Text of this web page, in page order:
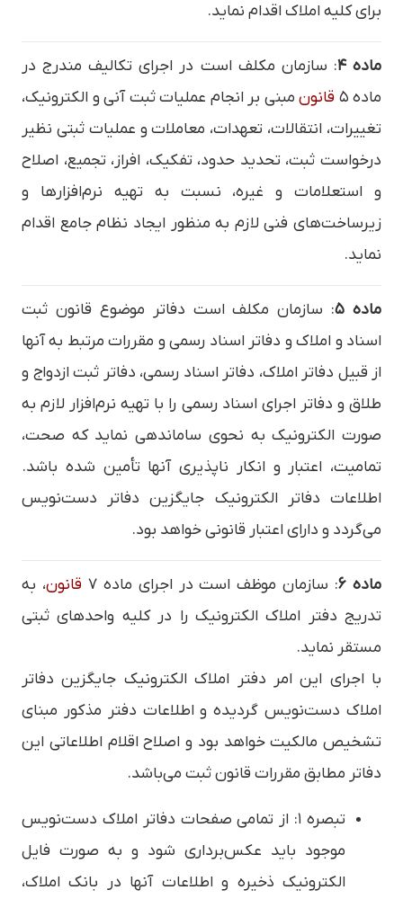
برای کلیه املاک اقدام نماید.
ماده ۴ : سازمان مکلف است در اجرای تکالیف مندرج در
ماده ۵
قانون مبنی بر انجام عملیات ثبت آنی و الکترونیک،
تغییرات، انتقالات، تعهدات، معاملات و عملیات ثبتی نظیر
درخواست ثبت، تحدید حدود، تفکیک، افراز، تجمیع، اصلاح
و استعلامات و غیره، نسبت به تهیه نرم‌افزارها و
زیرساخت‌های فنی لازم به منظور ایجاد نظام جامع اقدام
نماید.
ماده ۵
: سازمان مکلف است دفاتر موضوع قانون ثبت
اسناد و املاک و دفاتر اسناد رسمی و مقررات مرتبط به آنها
از قبیل دفاتر املاک، دفاتر اسناد رسمی، دفاتر ثبت ازدواج و
طلاق و دفاتر اجرای اسناد رسمی را با تهیه نرم‌افزار لازم به
صورت الکترونیک به نحوی ساماندهی نماید که صحت،
تمامیت، اعتبار و انکار ناپذیری آنها تأمین شده باشد.
اطلاعات دفاتر الکترونیک جایگزین دفاتر دست‌نویس
می‌گردد و دارای اعتبار قانونی خواهد بود.
ماده ۶ : سازمان موظف است در اجرای ماده ۷ قانون، به
تدریج دفتر املاک الکترونیک را در کلیه واحدهای ثبتی
مستقر نماید.
با اجرای این امر دفتر املاک الکترونیک جایگزین دفاتر
املاک دست‌نویس گردیده و اطلاعات دفتر مذکور مبنای
تشخیص مالکیت خواهد بود و اصلاح اقلام اطلاعاتی این
دفاتر مطابق مقررات قانون ثبت می‌باشد.
تبصره ۱: از تمامی صفحات دفاتر املاک دست‌نویس
موجود باید عکس‌برداری شود و به صورت فایل
الکترونیک ذخیره و اطلاعات آنها در بانک املاک،